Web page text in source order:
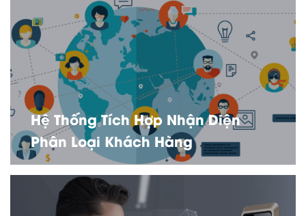
Hệ Thống Tích Hợp Nhận Diện
Phân Loại Khách Hàng